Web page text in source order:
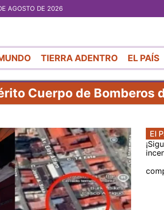
AGOSTO DE 2026
TIERRA ADENTRO EL PAÍS
Cuerpo de Bomberos
El